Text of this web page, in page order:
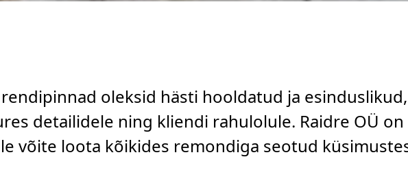
oleksid hästi hooldatud ja
detailidele ning kliendi rahulolule. Raidre OÜ
võite loota kõikides remondiga seotud